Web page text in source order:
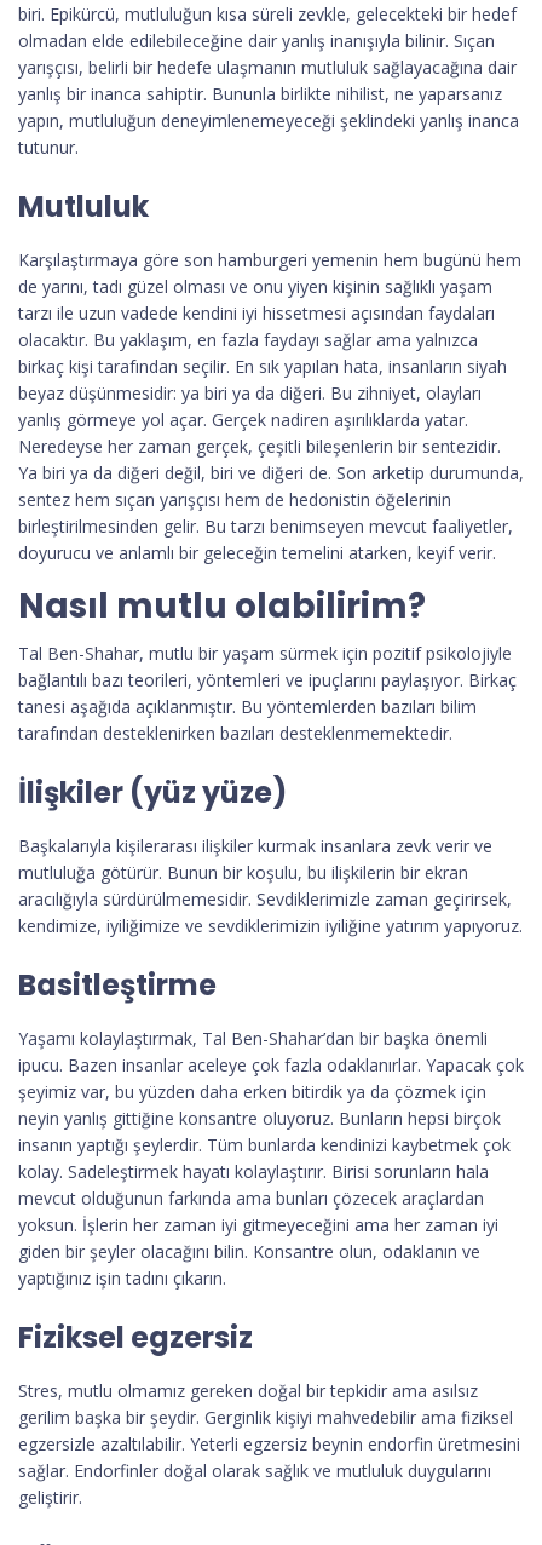
biri. Epikürcü, mutluluğun kısa süreli zevkle, gelecekteki bir hedef
olmadan elde edilebileceğine dair yanlış inanışıyla bilinir. Sıçan
yarışçısı, belirli bir hedefe ulaşmanın mutluluk sağlayacağına dair
yanlış bir inanca sahiptir. Bununla birlikte nihilist, ne yaparsanız
yapın, mutluluğun deneyimlenemeyeceği şeklindeki yanlış inanca
tutunur.
Mutluluk
Karşılaştırmaya göre son hamburgeri yemenin hem bugünü hem
de yarını, tadı güzel olması ve onu yiyen kişinin sağlıklı yaşam
tarzı ile uzun vadede kendini iyi hissetmesi açısından faydaları
olacaktır. Bu yaklaşım, en fazla faydayı sağlar ama yalnızca
birkaç kişi tarafından seçilir. En sık yapılan hata, insanların siyah
beyaz düşünmesidir: ya biri ya da diğeri. Bu zihniyet, olayları
yanlış görmeye yol açar. Gerçek nadiren aşırılıklarda yatar.
Neredeyse her zaman gerçek, çeşitli bileşenlerin bir sentezidir.
Ya biri ya da diğeri değil, biri ve diğeri de. Son arketip durumunda,
sentez hem sıçan yarışçısı hem de hedonistin öğelerinin
birleştirilmesinden gelir. Bu tarzı benimseyen mevcut faaliyetler,
doyurucu ve anlamlı bir geleceğin temelini atarken, keyif verir.
Nasıl mutlu olabilirim?
Tal Ben-Shahar, mutlu bir yaşam sürmek için pozitif psikolojiyle
bağlantılı bazı teorileri, yöntemleri ve ipuçlarını paylaşıyor. Birkaç
tanesi aşağıda açıklanmıştır. Bu yöntemlerden bazıları bilim
tarafından desteklenirken bazıları desteklenmemektedir.
İlişkiler (yüz yüze)
Başkalarıyla kişilerarası ilişkiler kurmak insanlara zevk verir ve
mutluluğa götürür. Bunun bir koşulu, bu ilişkilerin bir ekran
aracılığıyla sürdürülmemesidir. Sevdiklerimizle zaman geçirirsek,
kendimize, iyiliğimize ve sevdiklerimizin iyiliğine yatırım yapıyoruz.
Basitleştirme
Yaşamı kolaylaştırmak, Tal Ben-Shahar’dan bir başka önemli
ipucu. Bazen insanlar aceleye çok fazla odaklanırlar. Yapacak çok
şeyimiz var, bu yüzden daha erken bitirdik ya da çözmek için
neyin yanlış gittiğine konsantre oluyoruz. Bunların hepsi birçok
insanın yaptığı şeylerdir. Tüm bunlarda kendinizi kaybetmek çok
kolay. Sadeleştirmek hayatı kolaylaştırır. Birisi sorunların hala
mevcut olduğunun farkında ama bunları çözecek araçlardan
yoksun. İşlerin her zaman iyi gitmeyeceğini ama her zaman iyi
giden bir şeyler olacağını bilin. Konsantre olun, odaklanın ve
yaptığınız işin tadını çıkarın.
Fiziksel egzersiz
Stres, mutlu olmamız gereken doğal bir tepkidir ama asılsız
gerilim başka bir şeydir. Gerginlik kişiyi mahvedebilir ama fiziksel
egzersizle azaltılabilir. Yeterli egzersiz beynin endorfin üretmesini
sağlar. Endorfinler doğal olarak sağlık ve mutluluk duygularını
geliştirir.